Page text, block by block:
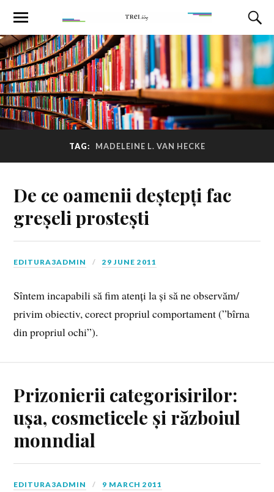
TAG: MADELEINE L. VAN HECKE
De ce oamenii deștepți fac
greșeli prostești
EDITURA3ADMIN 29 JUNE 2011
Sîntem incapabili să fim atenți la și să ne observăm/
privim obiectiv, corect propriul comportament (”bîrna
din propriul ochi”).
Prizonierii categorisirilor:
ușa, cosmeticele și războiul
monndial
EDITURA3ADMIN 9 MARCH 2011